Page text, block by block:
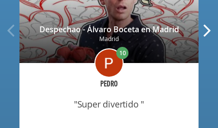
Despechao - Álvaro Boceta en Madrid
Madrid
PEDRO
10
"super divertido "